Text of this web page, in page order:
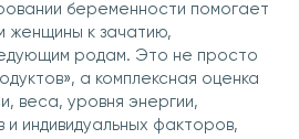
беременности помогает
женщины к зачатию,
родам. Это не просто
а комплексная оценка
веса, уровня энергии,
и индивидуальных факторов,